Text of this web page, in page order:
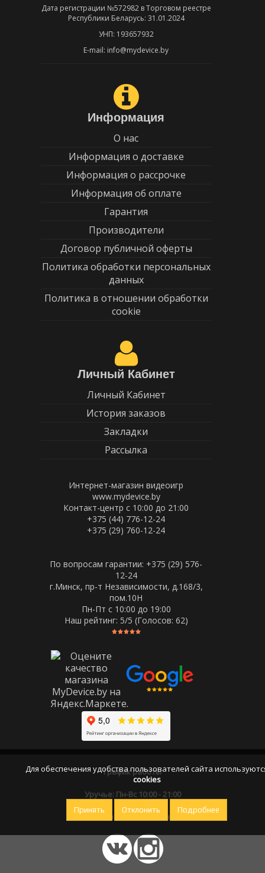
Дата регистрации №572982 в Торговом реестре
Республики Беларусь: 31.01.2024
УНП: 193657932
E-mail: info@mydevice.by
Информация
О нас
Информация о доставке
Информация о рассрочке
Информация об оплате
Гарантия
Производители
Договор публичной оферты
Политика обработки персональных
данных
Политика в отношении обработки
cookie
Личный Кабинет
Личный Кабинет
История заказов
Закладки
Рассылка
Интернет-магазин видеоигр
www.mydevice.by
Контакт-центр с 10:00 до 21:00
+375 (44) 776-12-24
+375 (29) 760-12-24
По вопросам гарантии: +375 (29) 576-
12-24
г.Минск, пр-т Независимости, д.168/3,
пом.10Н
Пн-Пт c 10:00 до 19:00
Наш рейтинг: 5/5 (Голосов: 62)
График работы
Уручье: Пн-Вс 10:00 - 21:00
Оставайтесь на связи
Для обеспечения удобства пользователей сайта
cookies
Принять Отклонить Подробнее